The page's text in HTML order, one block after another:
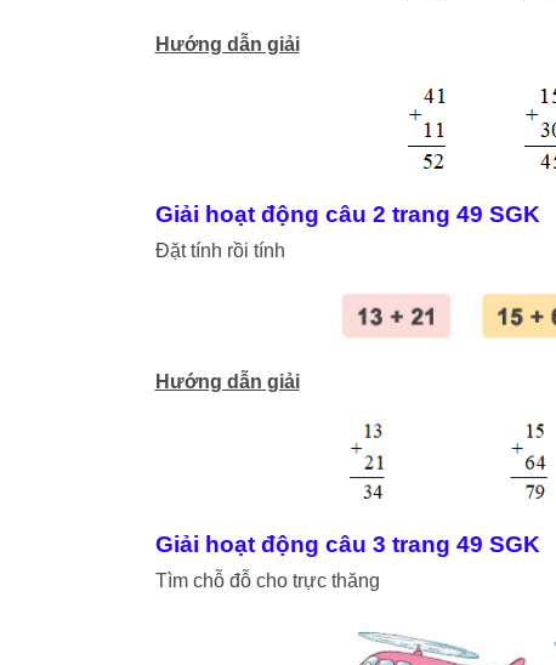
Hướng dẫn giải
Giải hoạt động câu 2 trang 49 SGK
Đặt tính rồi tính
Hướng dẫn giải
Giải hoạt động câu 3 trang 49 SGK
Tìm chỗ đỗ cho trực thăng